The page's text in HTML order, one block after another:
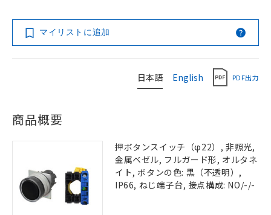
マイリストに追加
日本語 English PDF出力
商品概要
押ボタンスイッチ（φ22）, 非照光,
金属ベゼル, フルガード形, オルタネ
イト, ボタンの色: 黒（不透明）,
IP66, ねじ端子台, 接点構成: NO/-/-